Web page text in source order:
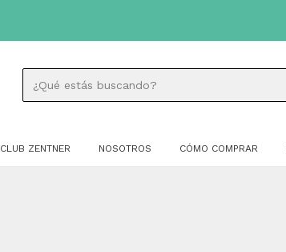
CLUB ZENTNER NOSOTROS CÓMO COMPRAR